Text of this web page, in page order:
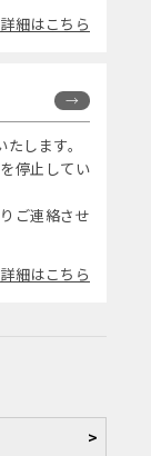
詳細はこちら
します。
停止してい
ご連絡させ
詳細はこちら
>